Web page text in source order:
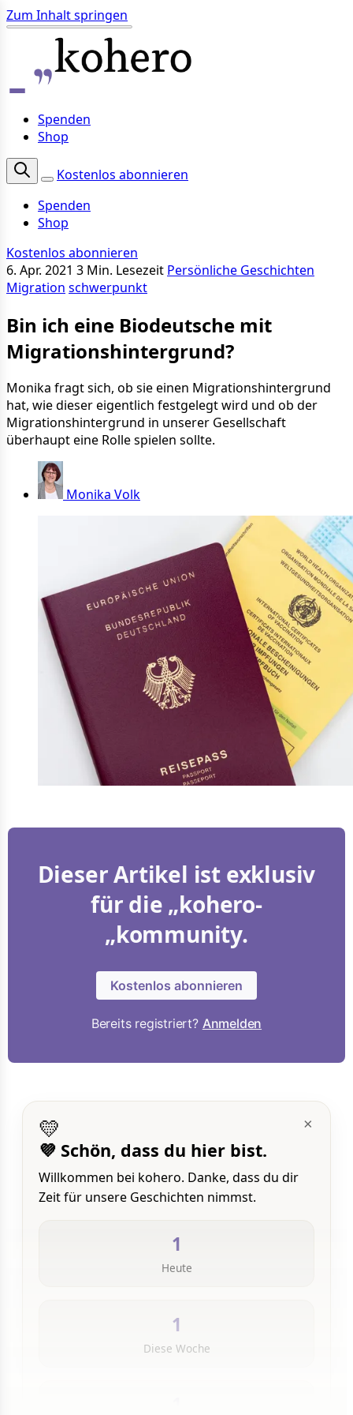
Zum Inhalt springen
Spenden
Shop
Kostenlos abonnieren
Spenden
Shop
Kostenlos abonnieren
6. Apr. 2021 3 Min. Lesezeit Persönliche Geschichten
Migration schwerpunkt
Bin ich eine Biodeutsche mit
Migrationshintergrund?
Monika fragt sich, ob sie einen Migrationshintergrund
hat, wie dieser eigentlich festgelegt wird und ob der
Migrationshintergrund in unserer Gesellschaft
überhaupt eine Rolle spielen sollte.
Monika Volk
Dieser Artikel ist exklusiv
für die „kohero-
„kommunity.
Kostenlos abonnieren
Bereits registriert? Anmelden
×
💛
💜 Schön, dass du hier bist.
Willkommen bei kohero. Danke, dass du dir
Zeit für unsere Geschichten nimmst.
1
Heute
1
Diese Woche